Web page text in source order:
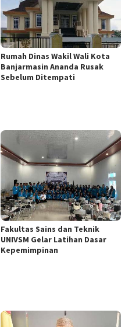
Rumah Dinas Wakil Wali Kota
Banjarmasin Ananda Rusak
Sebelum Ditempati
Fakultas Sains dan Teknik
UNIVSM Gelar Latihan Dasar
Kepemimpinan